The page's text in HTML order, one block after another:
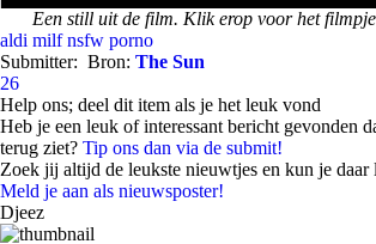
Een still uit de film. Klik erop voor het
aldi milf nsfw porno
Submitter: Bron: The Sun
26
Help ons; deel dit item als je het leuk vond
Heb je een leuk of interessant bericht gevonden
terug ziet? Tip ons dan via de submit!
Zoek jij altijd de leukste nieuwtjes en kun je daar
Meld je aan als nieuwsposter!
Djeez